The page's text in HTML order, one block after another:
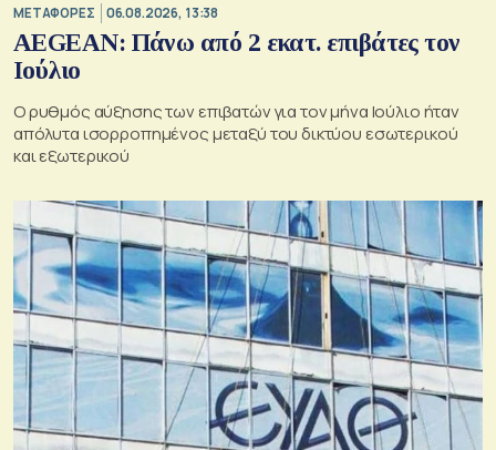
ΜΕΤΑΦΟΡΕΣ 06.08.2026, 13:38
AEGEAN: Πάνω από 2 εκατ. επιβάτες τον
Ιούλιο
Ο ρυθμός αύξησης των επιβατών για τον μήνα Ιούλιο ήταν
απόλυτα ισορροπημένος μεταξύ του δικτύου εσωτερικού
και εξωτερικού